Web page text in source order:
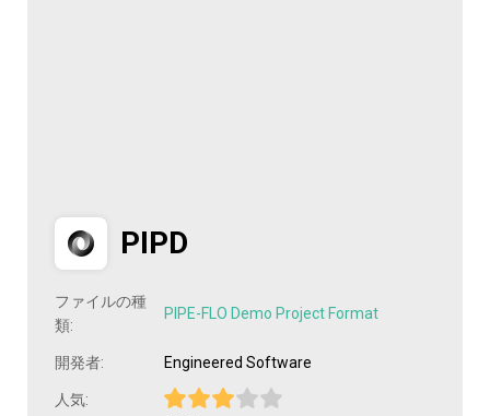
PIPD
ファイルの種
類:
PIPE-FLO Demo Project Format
開発者: Engineered Software
人気: